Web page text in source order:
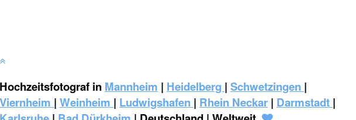
Hochzeitsfotograf in Mannheim | Heidelberg | Schwetzingen |
Viernheim | Weinheim | ‎Ludwigshafen | Rhein Neckar | Darmstadt |